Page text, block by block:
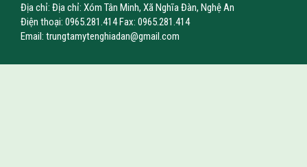
Địa chỉ: Địa chỉ: Xóm Tân Minh, Xã Nghĩa Đàn, Nghệ An
Điện thoại: 0965.281.414 Fax: 0965.281.414
Email: trungtamytenghiadan@gmail.com